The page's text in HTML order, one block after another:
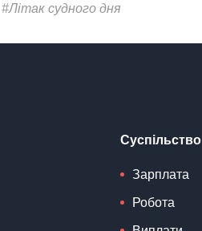
#Літак судного дня
Суспільство
Зарплата
Робота